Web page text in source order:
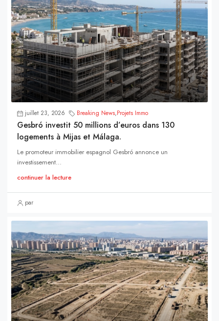
juillet 23, 2026 Breaking News,Projets Immo
Gesbró investit 50 millions d’euros dans 130
logements à Mijas et Málaga.
Le promoteur immobilier espagnol Gesbró annonce un
investissement...
continuer la lecture
par